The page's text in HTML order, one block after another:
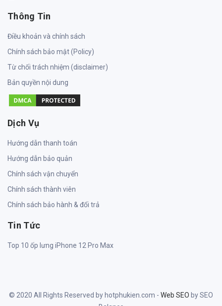
Thông Tin
Điều khoản và chính sách
Chính sách bảo mật (Policy)
Từ chối trách nhiệm (disclaimer)
Bản quyền nội dung
Dịch Vụ
Hướng dẫn thanh toán
Hướng dẫn bảo quản
Chính sách vận chuyển
Chính sách thành viên
Chính sách bảo hành & đổi trả
Tin Tức
Top 10 ốp lưng iPhone 12 Pro Max
© 2020 All Rights Reserved by hotphukien.com - Web SEO by SEO